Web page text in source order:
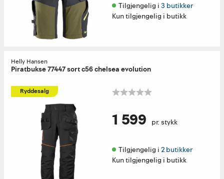
Tilgjengelig i 3 butikker
Kun tilgjengelig i butikk
Helly Hansen
Piratbukse 77447 sort c56 chelsea evolution
Ryddesalg
1 599 pr. stykk
Tilgjengelig i 2 butikker
Kun tilgjengelig i butikk